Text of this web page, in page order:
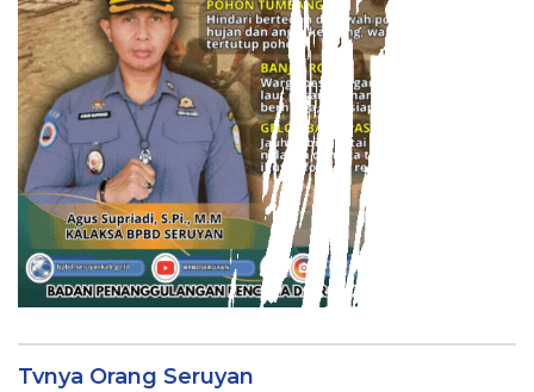
Tvnya Orang Seruyan